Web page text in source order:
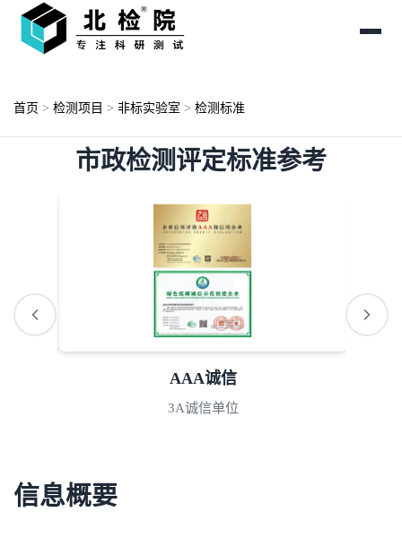
首页 > 检测项目 > 非标实验室 > 检测标准
市政检测评定标准参考
AAA诚信
3A诚信单位
信息概要